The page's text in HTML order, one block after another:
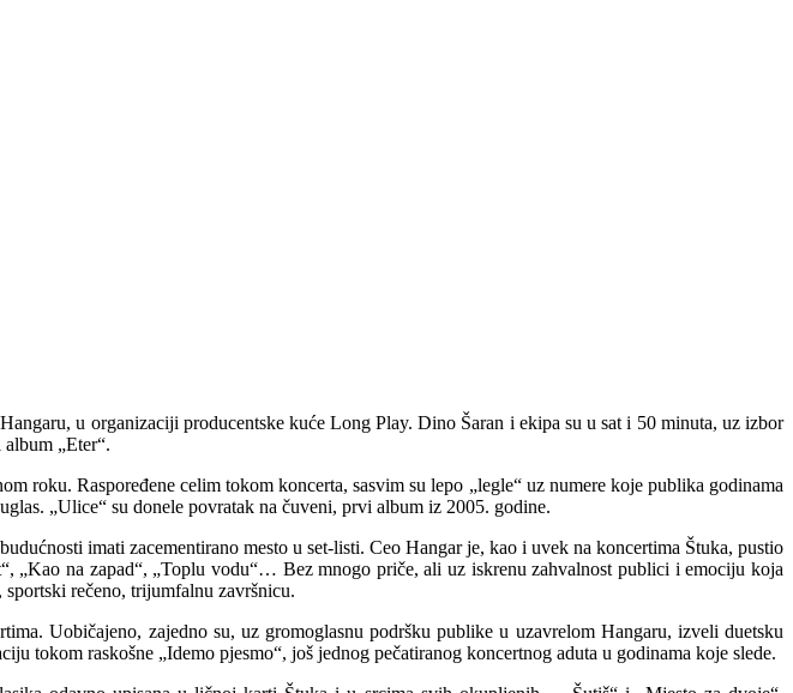
u organizaciji producentske kuće Long Play. Dino Šaran i ekipa su u sat i 50 minuta, uz izbor
„Eter“.
roku. Raspoređene celim tokom koncerta, sasvim su lepo „legle“ uz numere koje publika godinama
„Ulice“ su donele povratak na čuveni, prvi album iz 2005. godine.
imati zacementirano mesto u set-listi. Ceo Hangar je, kao i uvek na koncertima Štuka, pustio
„Kao na zapad“, „Toplu vodu“… Bez mnogo priče, ali uz iskrenu zahvalnost publici i emociju koja
rečeno, trijumfalnu završnicu.
Uobičajeno, zajedno su, uz gromoglasnu podršku publike u uzavrelom Hangaru, izveli duetsku
tokom raskošne „Idemo pjesmo“, još jednog pečatiranog koncertnog aduta u godinama koje slede.